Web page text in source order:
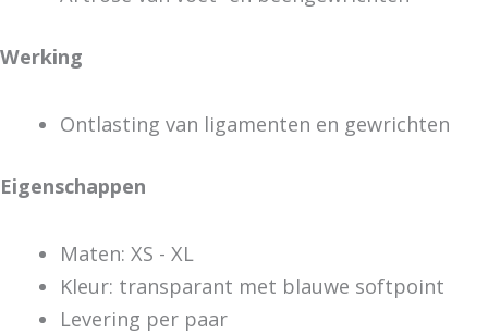
Werking
Ontlasting van ligamenten en gewrichten
Eigenschappen
Maten: XS - XL
Kleur: transparant met blauwe softpoint
Levering per paar